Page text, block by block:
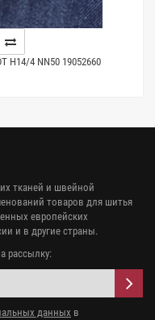
H14/4 NN50 19052660
тканей и швейной
товаров для шитья
европейских
и в другие страны.
рассылку:
данных в